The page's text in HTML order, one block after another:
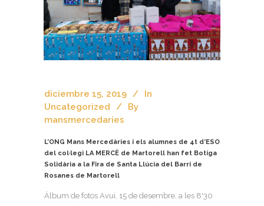
diciembre 15, 2019
In
Uncategorized
By
mansmercedaries
L’ONG Mans Mercedàries i els alumnes de 4t d’ESO
del col·legi LA MERCÈ de Martorell han fet Botiga
Solidària a la Fira de Santa Llúcia del Barri de
Rosanes de Martorell
Àlbum de fotos Avui, 15 de desembre, a les 8'30